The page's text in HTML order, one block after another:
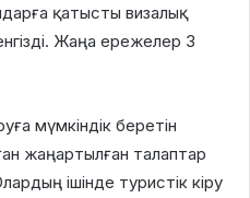
қатысты визалық
Жаңа ережелер 3
мүмкіндік беретін
жаңартылған талаптар
ішінде туристік кіру